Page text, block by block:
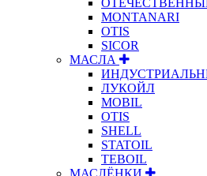
MONTANARI
OTIS
SICOR
МАСЛА
ЛУКОЙЛ
MOBIL
OTIS
SHELL
STATOIL
TEBOIL
МАСЛЁНКИ